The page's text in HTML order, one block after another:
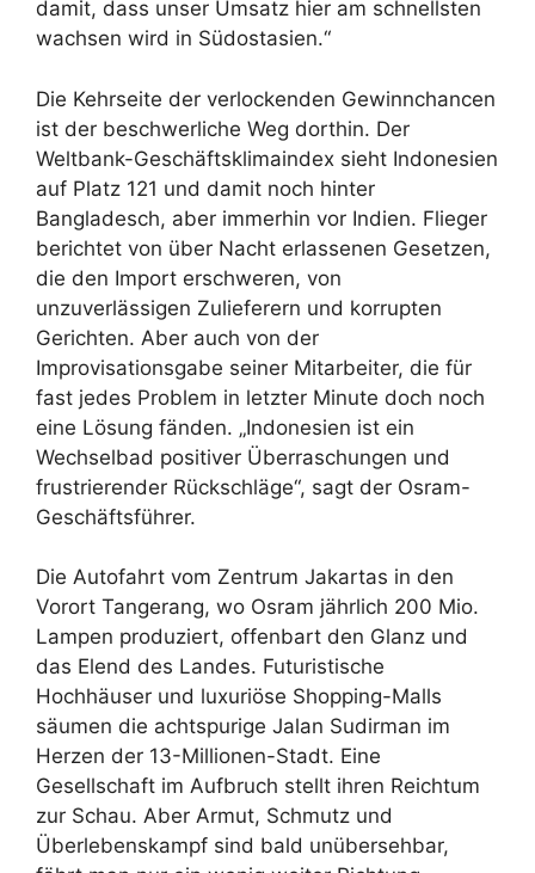
damit, dass unser Umsatz hier am schnellsten
wachsen wird in Südostasien.“
Die Kehrseite der verlockenden Gewinnchancen
ist der beschwerliche Weg dorthin. Der
Weltbank-Geschäftsklimaindex sieht Indonesien
auf Platz 121 und damit noch hinter
Bangladesch, aber immerhin vor Indien. Flieger
berichtet von über Nacht erlassenen Gesetzen,
die den Import erschweren, von
unzuverlässigen Zulieferern und korrupten
Gerichten. Aber auch von der
Improvisationsgabe seiner Mitarbeiter, die für
fast jedes Problem in letzter Minute doch noch
eine Lösung fänden. „Indonesien ist ein
Wechselbad positiver Überraschungen und
frustrierender Rückschläge“, sagt der Osram-
Geschäftsführer.
Die Autofahrt vom Zentrum Jakartas in den
Vorort Tangerang, wo Osram jährlich 200 Mio.
Lampen produziert, offenbart den Glanz und
das Elend des Landes. Futuristische
Hochhäuser und luxuriöse Shopping-Malls
säumen die achtspurige Jalan Sudirman im
Herzen der 13-Millionen-Stadt. Eine
Gesellschaft im Aufbruch stellt ihren Reichtum
zur Schau. Aber Armut, Schmutz und
Überlebenskampf sind bald unübersehbar,